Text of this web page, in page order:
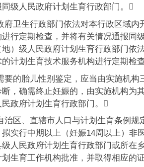
级人民政府计划生育行政部门。
府卫生行政部门依法对本行政区域内
行定期检查，并将有关情况通报同
）级人民政府计划生育行政部门依
计划生育技术服务机构进行定期检
要的胎儿性别鉴定，应当由实施机构
，确需终止妊娠的，由实施机构为
政府计划生育行政部门。
治区、直辖市人口与计划生育条例规
实行中期以上（妊娠14周以上）非
人民政府计划生育行政部门或所在
生育工作机构批准，并取得相应的